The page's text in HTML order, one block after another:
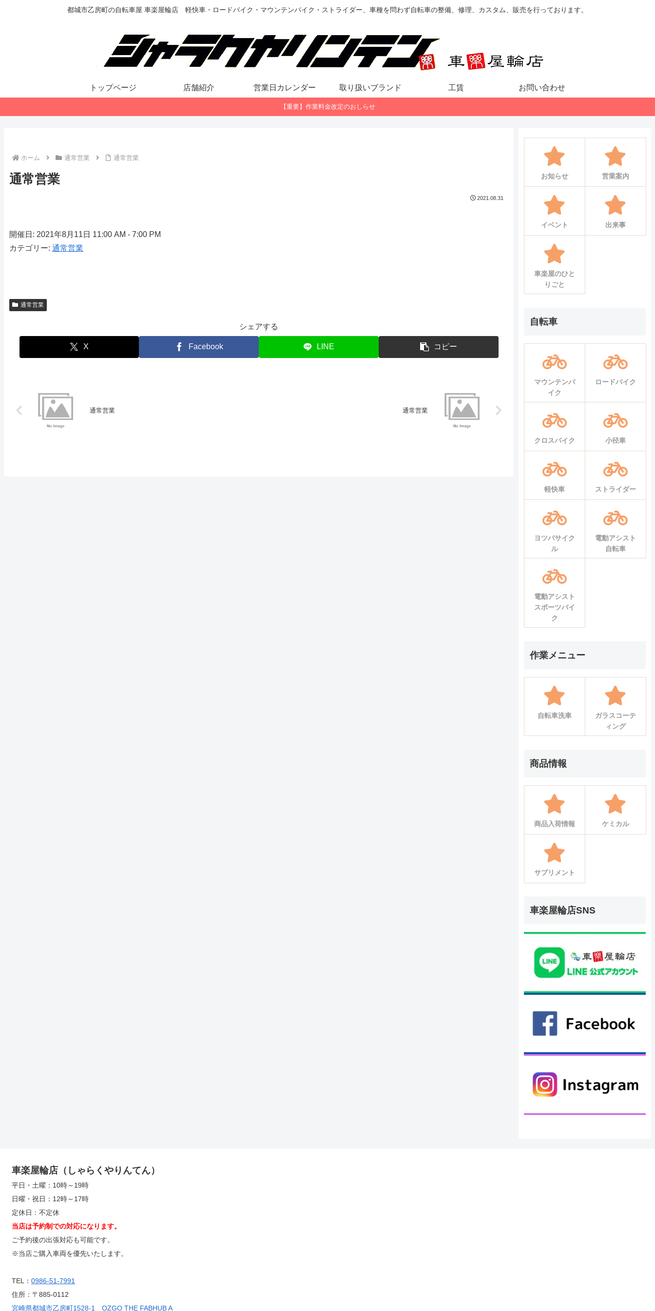
都城市乙房町の自転車屋 車楽屋輪店 軽快車・ロードバイク・マウンテンバイク・ストライダー、車種を問わず自転車の整備、修理、カスタム、販売を行っております。
トップページ 店舗紹介 営業日カレンダー 取り扱いブランド 工賃 お問い合わせ
【重要】作業料金改定のおしらせ
ホーム 通常営業 通常営業
通常営業
2021.08.31
開催日: 2021年8月11日 11:00 AM - 7:00 PM
カテゴリー: 通常営業
通常営業
シェアする
X Facebook LINE コピー
通常営業 通常営業
お知らせ 営業案内
イベント 出来事
車楽屋のひと
りごと
自転車
マウンテンバ
イク
ロードバイク
クロスバイク 小径車
軽快車 ストライダー
ヨツバサイク
ル
電動アシスト
自転車
電動アシスト
スポーツバイ
ク
作業メニュー
自転車洗車
ガラスコーテ
ィング
商品情報
商品入荷情報 ケミカル
サプリメント
車楽屋輪店SNS
車楽屋輪店（しゃらくやりんてん）
平日・土曜：10時～19時
日曜・祝日：12時～17時
定休日：不定休
当店は予約制での対応になります。
ご予約後の出張対応も可能です。
※当店ご購入車両を優先いたします。
TEL： 0986-51-7991
住所：〒885-0112
宮崎県都城市乙房町1528-1 OZGO THE FABHUB A